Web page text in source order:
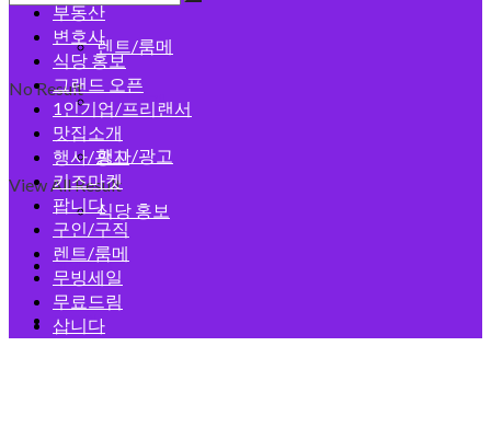
렌트/룸메
맛집소개
행사/광고
식당 홍보
회원가입
로그인
No Result
View All Result
부동산
변호사
식당 홍보
그랜드 오픈
1인기업/프리랜서
맛집소개
행사/광고
키즈마켓
팝니다
구인/구직
렌트/룸메
무빙세일
무료드림
삽니다